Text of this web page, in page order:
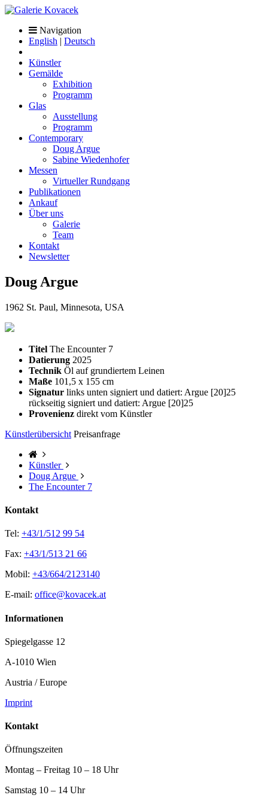
Navigation
English | Deutsch
Künstler
Gemälde
Exhibition
Programm
Glas
Ausstellung
Programm
Contemporary
Doug Argue
Sabine Wiedenhofer
Messen
Virtueller Rundgang
Publikationen
Ankauf
Über uns
Galerie
Team
Kontakt
Newsletter
Doug Argue
1962 St. Paul, Minnesota, USA
Titel The Encounter 7
Datierung 2025
Technik Öl auf grundiertem Leinen
Maße 101,5 x 155 cm
Signatur links unten signiert und datiert: Argue [20]25
rückseitig signiert und datiert: Argue [20]25
Provenienz direkt vom Künstler
Künstlerübersicht Preisanfrage
Künstler
Doug Argue
The Encounter 7
Kontakt
Tel: +43/1/512 99 54
Fax: +43/1/513 21 66
Mobil: +43/664/2123140
E-mail: office@kovacek.at
Informationen
Spiegelgasse 12
A-1010 Wien
Austria / Europe
Imprint
Kontakt
Öffnungszeiten
Montag – Freitag 10 – 18 Uhr
Samstag 10 – 14 Uhr